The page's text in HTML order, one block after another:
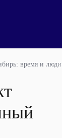
время и